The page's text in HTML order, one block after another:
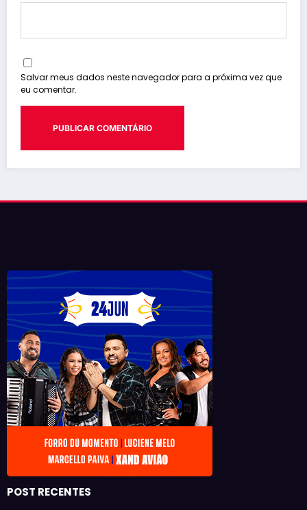
Salvar meus dados neste navegador para a próxima vez que
eu comentar.
POST RECENTES